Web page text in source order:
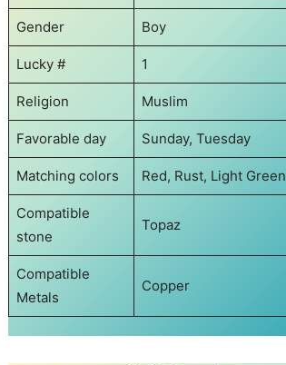
Gender Boy
Lucky # 1
Religion Muslim
Favorable day Sunday, Tuesday
Matching colors Red, Rust, Light Green
Compatible
stone
Topaz
Compatible
Metals
Copper